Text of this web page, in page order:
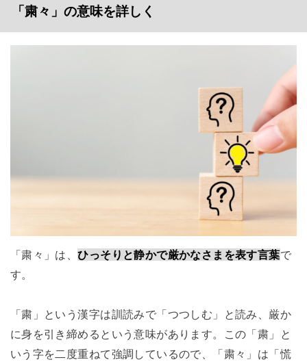
「粛々」の意味を詳しく
「粛々」は、ひっそりと静かで厳かなさまを表す言葉で
す。
「粛」という漢字は訓読みで「つつしむ」と読み、厳か
に身を引き締めるという意味があります。この「粛」と
いう字を二度重ねて強調しているので、「粛々」は「慌